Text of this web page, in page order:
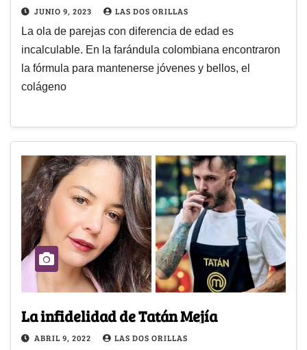
JUNIO 9, 2023 LAS DOS ORILLAS
La ola de parejas con diferencia de edad es
incalculable. En la farándula colombiana encontraron
la fórmula para mantenerse jóvenes y bellos, el
colágeno
La infidelidad de Tatán Mejía
ABRIL 9, 2022 LAS DOS ORILLAS